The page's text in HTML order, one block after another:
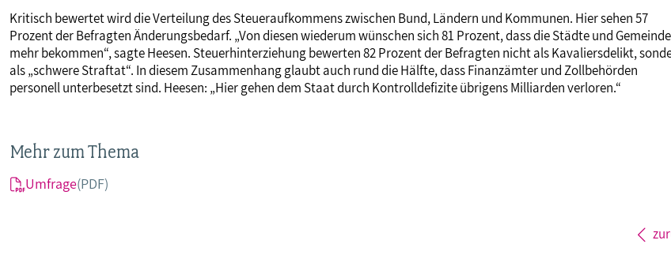
Kritisch bewertet wird die Verteilung des Steueraufkommens zwischen Bund, Ländern und Kommunen. Hier sehen 57
Prozent der Befragten Änderungsbedarf. „Von diesen wiederum wünschen sich 81 Prozent, dass die Städte und
mehr bekommen“, sagte Heesen. Steuerhinterziehung bewerten 82 Prozent der Befragten nicht als Kavaliersdelikt,
als „schwere Straftat“. In diesem Zusammenhang glaubt auch rund die Hälfte, dass Finanzämter und Zollbehörden
personell unterbesetzt sind. Heesen: „Hier gehen dem Staat durch Kontrolldefizite übrigens Milliarden verloren.“
Mehr zum Thema
Umfrage(PDF)